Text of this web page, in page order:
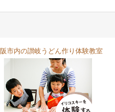
市内の讃岐うどん作り体験教室